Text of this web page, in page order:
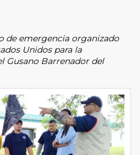
de emergencia organizado
Unidos para la
Gusano Barrenador del